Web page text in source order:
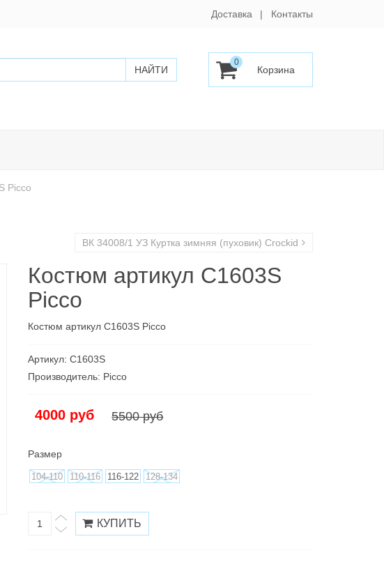
Доставка Контакты
0
Picco
ВК 34008/1 УЗ Куртка зимняя (пуховик) Crockid
Костюм артикул C1603S
Picco
Костюм артикул C1603S Picco
Артикул: C1603S
Производитель: Picco
5500 руб
4000 руб
Размер
104-110 110-116 116-122 128-134